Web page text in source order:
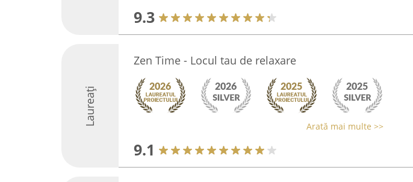
9.3
Laureați
Zen Time - Locul tau de relaxare
Arată mai multe >>
9.1